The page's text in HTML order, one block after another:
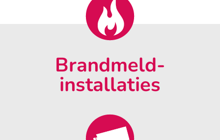
Brandmeld-
installaties